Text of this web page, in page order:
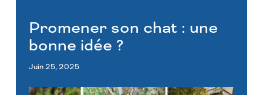
Promener son chat : une
bonne idée ?
Juin 25, 2025